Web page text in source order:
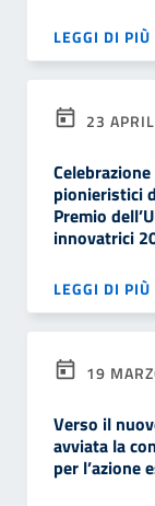
LEGGI DI PIÙ
23
pionieristici
Premio
innovatrici
LEGGI DI PIÙ
19
Verso il
avviata la
per l’azione